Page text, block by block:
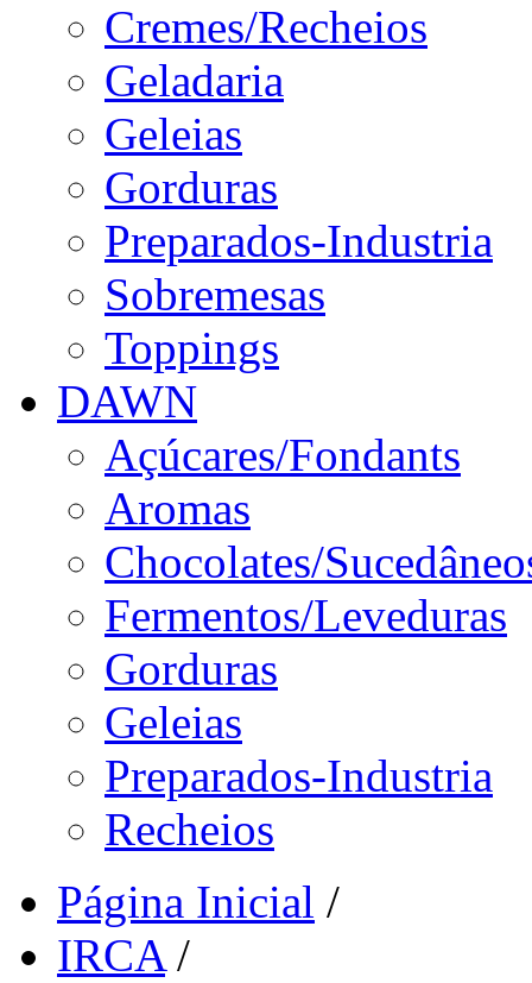
Cremes/Recheios
Geladaria
Geleias
Gorduras
Preparados-Industria
Sobremesas
Toppings
DAWN
Açúcares/Fondants
Aromas
Chocolates/
Fermentos/Leveduras
Gorduras
Geleias
Preparados-Industria
Recheios
Página Inicial /
IRCA /